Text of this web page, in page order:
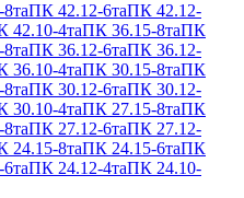
ПК 42.12-6таПК 42.12-
42.10-4таПК 36.15-8таПК
ПК 36.12-6таПК 36.12-
36.10-4таПК 30.15-8таПК
ПК 30.12-6таПК 30.12-
30.10-4таПК 27.15-8таПК
ПК 27.12-6таПК 27.12-
24.15-8таПК 24.15-6таПК
ПК 24.12-4таПК 24.10-